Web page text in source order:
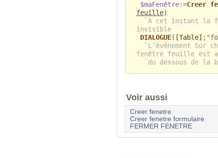
$maFenêtre:=Creer
feuille)
`A cet instant la
invisible
DIALOGUE( [Table]
`L’événement Sur
fenêtre feuille est
`du dessous de
Voir aussi
Creer fenetre
Creer fenetre formulaire
FERMER FENETRE